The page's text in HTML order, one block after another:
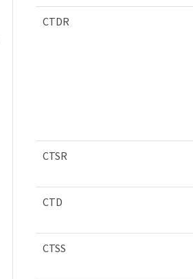
CTDR
CTSR
CTD
CTSS